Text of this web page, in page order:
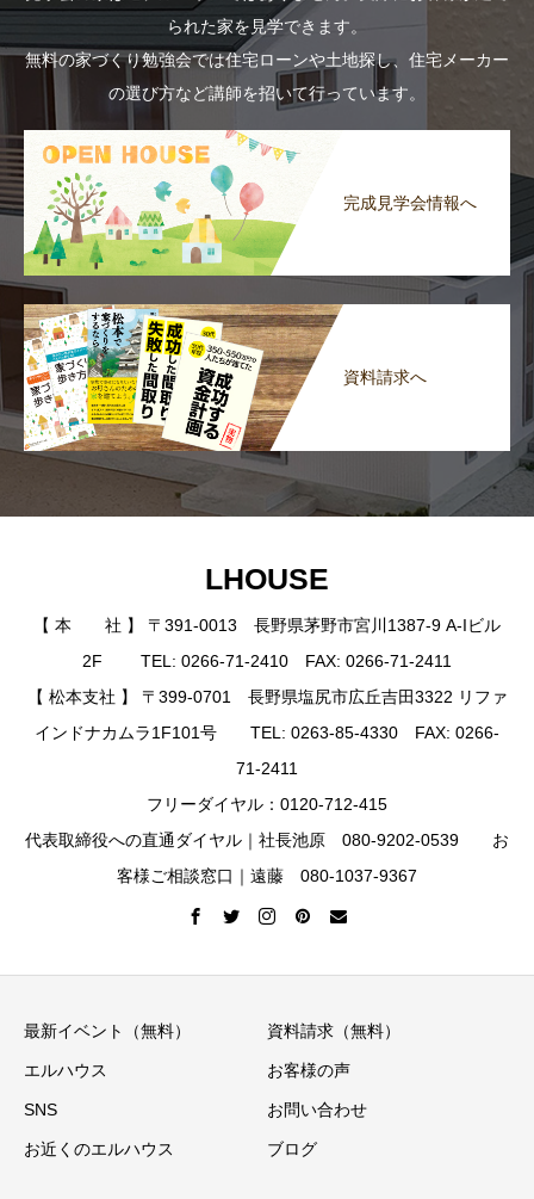
られた家を見学できます。
無料の家づくり勉強会では住宅ローンや土地探し、住宅メーカー
の選び方など講師を招いて行っています。
完成見学会情報へ
資料請求へ
LHOUSE
【 本 社 】 〒391-0013 長野県茅野市宮川1387-9 A-Iビル
2F TEL: 0266-71-2410 FAX: 0266-71-2411
【 松本支社 】 〒399-0701 長野県塩尻市広丘吉田3322 リファ
インドナカムラ1F101号 TEL: 0263-85-4330 FAX: 0266-
71-2411
フリーダイヤル：0120-712-415
代表取締役への直通ダイヤル｜社長池原 080-9202-0539 お
客様ご相談窓口｜遠藤 080-1037-9367
最新イベント（無料） 資料請求（無料）
エルハウス お客様の声
SNS お問い合わせ
お近くのエルハウス ブログ